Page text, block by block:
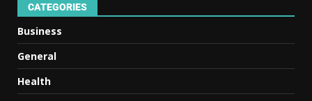
CATEGORIES
Business
General
Health